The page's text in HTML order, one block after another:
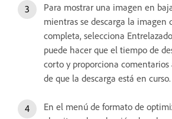
Para mostrar una imagen en
mientras se descarga la imagen
completa, selecciona
puede hacer que el tiempo de
corto y proporciona comentarios
de que la descarga está en curso.
En el menú de formato de